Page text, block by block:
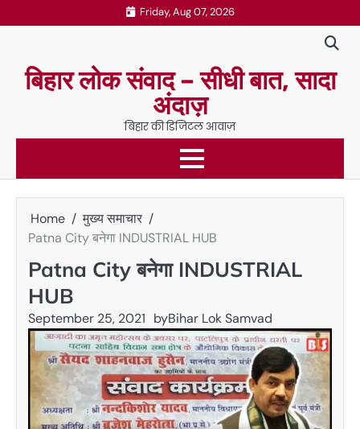
to
Friday, Aug 07, 2026
बिहार लोक संवाद – सीधी बात, सादा
अंदाज़
बिहार की डिजिटल आवाज़
Home
मुख्य समाचार
Patna City बनेगा INDUSTRIAL HUB
Patna City बनेगा INDUSTRIAL
HUB
September 25, 2021 byBihar Lok Samvad